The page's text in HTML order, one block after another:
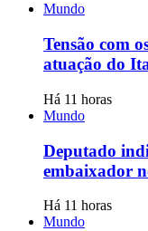
Mundo
Tensão com
atuação do
Há 11 horas
Mundo
Deputado
embaixador
Há 11 horas
Mundo